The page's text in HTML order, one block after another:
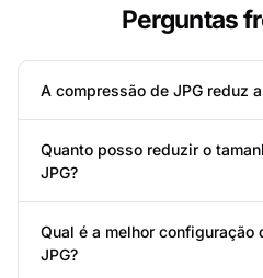
Perguntas
A compressão de JPG reduz
Quanto posso reduzir o
JPG?
Qual é a melhor configuração
JPG?